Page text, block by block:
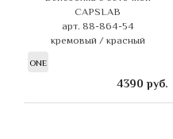
CAPSLAB
арт. 88-864-54
кремовый / красный
ONE
4390 руб.